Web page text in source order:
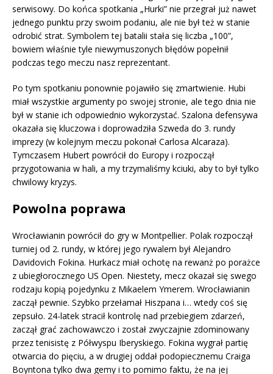
serwisowy. Do końca spotkania „Hurki” nie przegrał już nawet
jednego punktu przy swoim podaniu, ale nie był też w stanie
odrobić strat. Symbolem tej batalii stała się liczba „100”,
bowiem właśnie tyle niewymuszonych błędów popełnił
podczas tego meczu nasz reprezentant.
Po tym spotkaniu ponownie pojawiło się zmartwienie. Hubi
miał wszystkie argumenty po swojej stronie, ale tego dnia nie
był w stanie ich odpowiednio wykorzystać. Szalona defensywa
okazała się kluczowa i doprowadziła Szweda do 3. rundy
imprezy (w kolejnym meczu pokonał Carlosa Alcaraza).
Tymczasem Hubert powrócił do Europy i rozpoczął
przygotowania w hali, a my trzymaliśmy kciuki, aby to był tylko
chwilowy kryzys.
Powolna poprawa
Wrocławianin powrócił do gry w Montpellier. Polak rozpoczął
turniej od 2. rundy, w której jego rywalem był Alejandro
Davidovich Fokina. Hurkacz miał ochotę na rewanż po porażce
z ubiegłorocznego US Open. Niestety, mecz okazał się swego
rodzaju kopią pojedynku z Mikaelem Ymerem. Wrocławianin
zaczął pewnie. Szybko przełamał Hiszpana i… wtedy coś się
zepsuło. 24-latek stracił kontrolę nad przebiegiem zdarzeń,
zaczął grać zachowawczo i został zwyczajnie zdominowany
przez tenisistę z Półwyspu Iberyskiego. Fokina wygrał partię
otwarcia do pięciu, a w drugiej oddał podopiecznemu Craiga
Boyntona tylko dwa gemy i to pomimo faktu, że na jej